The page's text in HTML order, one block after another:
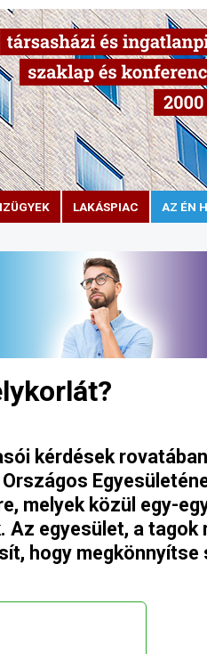
LAKÁSPIAC AZ ÉN
kérdések
melyek közül egy-
Az egyesület, a tagok
hogy megkönnyítse